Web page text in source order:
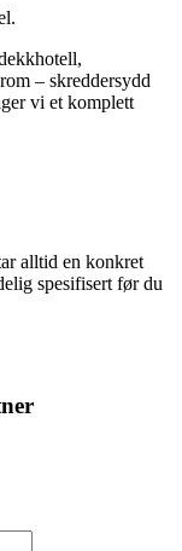
– skreddersydd
vi et komplett
alltid en konkret
spesifisert før du